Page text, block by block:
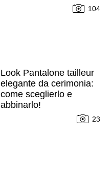
104
Look Pantalone tailleur
elegante da cerimonia:
come sceglierlo e
abbinarlo!
23